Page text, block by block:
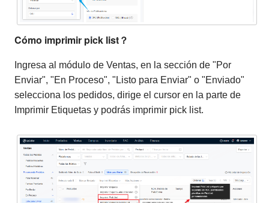
Cómo imprimir pick list？
Ingresa al módulo de Ventas, en la sección de "Por
Enviar", "En Proceso", "Listo para Enviar" o "Enviado"
selecciona los pedidos, dirige el cursor en la parte de
Imprimir Etiquetas y podrás imprimir pick list.